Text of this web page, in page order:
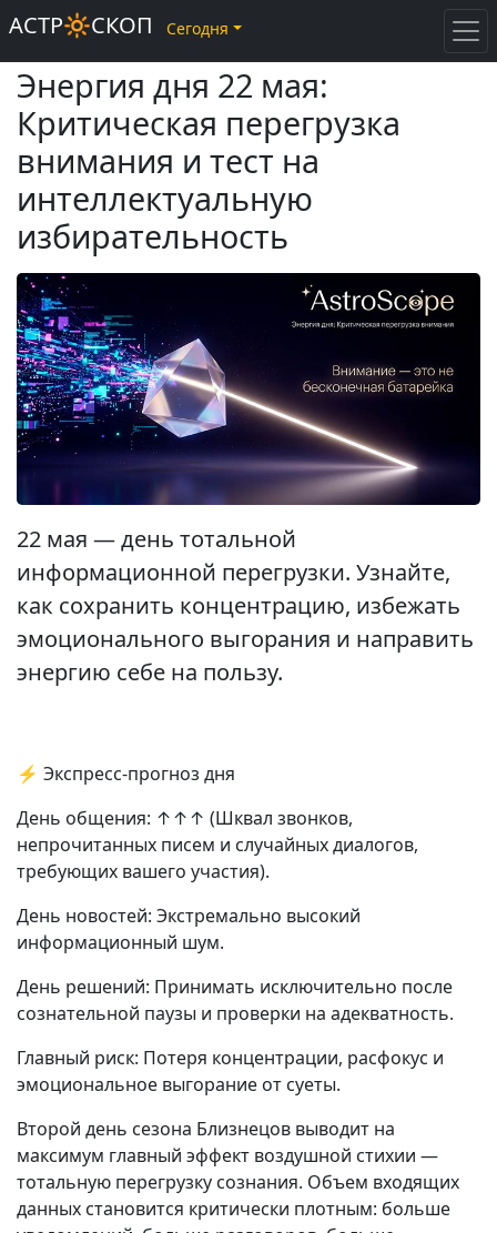
Энергия дня 22 мая:
Критическая перегрузка
внимания и тест на
интеллектуальную
избирательность
22 мая — день тотальной
информационной перегрузки. Узнайте,
как сохранить концентрацию, избежать
эмоционального выгорания и направить
энергию себе на пользу.
⚡ Экспресс-прогноз дня
День общения: ↑↑↑ (Шквал звонков,
непрочитанных писем и случайных диалогов,
требующих вашего участия).
День новостей: Экстремально высокий
информационный шум.
День решений: Принимать исключительно после
сознательной паузы и проверки на адекватность.
Главный риск: Потеря концентрации, расфокус и
эмоциональное выгорание от суеты.
Второй день сезона Близнецов выводит на
максимум главный эффект воздушной стихии —
тотальную перегрузку сознания. Объем входящих
данных становится критически плотным: больше
АСТР🔆СКОП Сегодня